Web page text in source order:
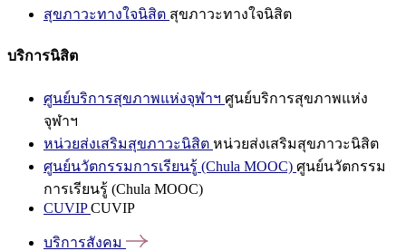
สุขภาวะทางใจนิสิต สุขภาวะทางใจนิสิต
บริการนิสิต
ศูนย์บริการสุขภาพแห่งจุฬาฯ ศูนย์บริการสุขภาพแห่ง
จุฬาฯ
หน่วยส่งเสริมสุขภาวะนิสิต หน่วยส่งเสริมสุขภาวะนิสิต
ศูนย์นวัตกรรมการเรียนรู้ (Chula MOOC) ศูนย์นวัตกรรม
การเรียนรู้ (Chula MOOC)
CUVIPCUVIP
บริการสังคม